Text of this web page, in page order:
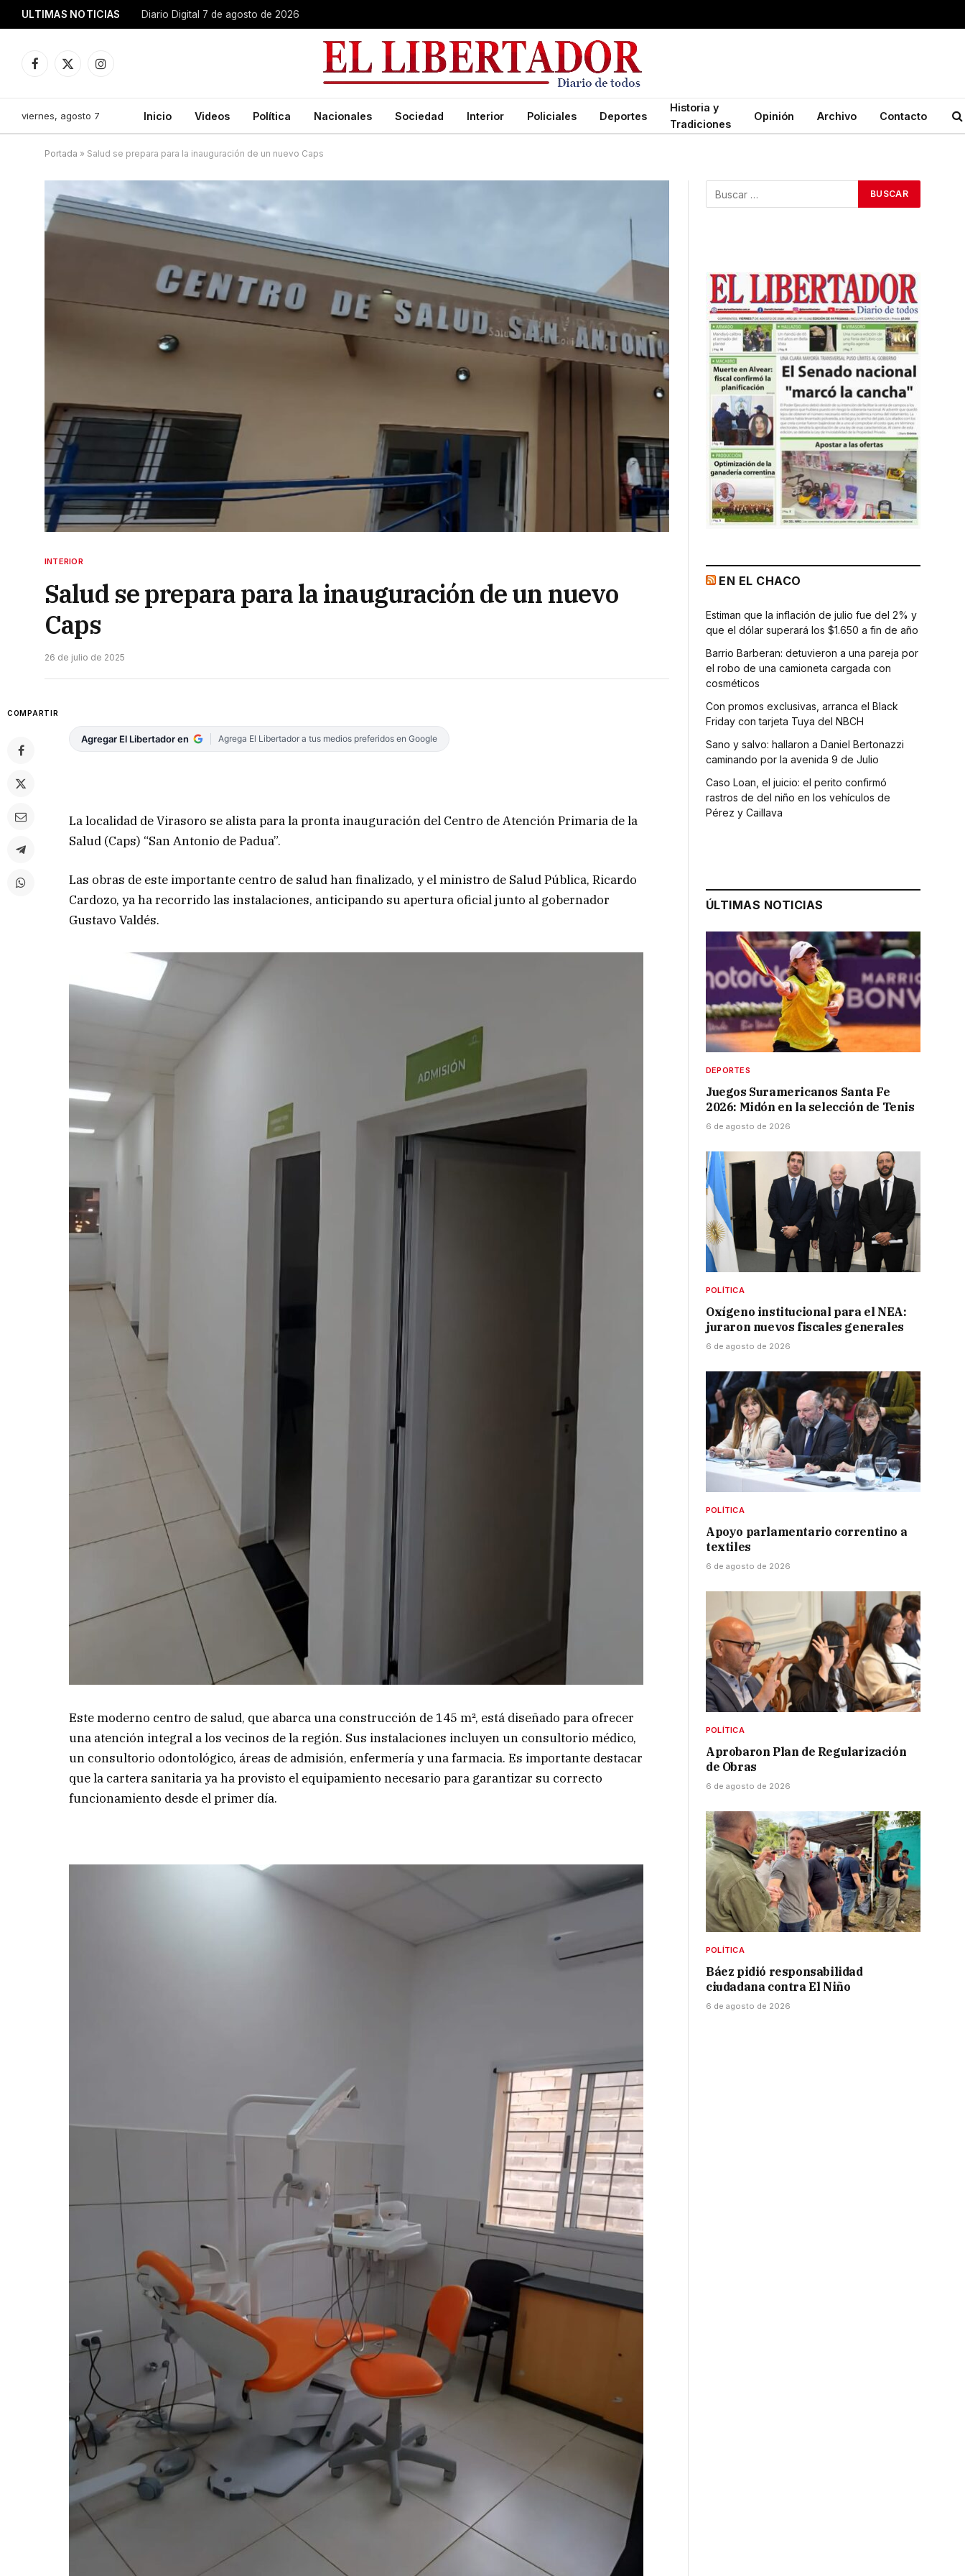
ULTIMAS NOTICIAS Diario Digital 7 de agosto de 2026
Facebook
X
Instagram
viernes, agosto 7 Inicio Videos Política Nacionales Sociedad Interior Policiales Deportes
Historia y
Tradiciones
Opinión Archivo Contacto
Portada » Salud se prepara para la inauguración de un nuevo Caps
INTERIOR
Salud se prepara para la inauguración de un nuevo
Caps
26 de julio de 2025
COMPARTIR
Agregar El Libertador en Agrega El Libertador a tus medios preferidos en Google
La localidad de Virasoro se alista para la pronta inauguración del Centro de Atención Primaria de la
Salud (Caps) “San Antonio de Padua”.
Las obras de este importante centro de salud han finalizado, y el ministro de Salud Pública, Ricardo
Cardozo, ya ha recorrido las instalaciones, anticipando su apertura oficial junto al gobernador
Gustavo Valdés.
Este moderno centro de salud, que abarca una construcción de 145 m², está diseñado para ofrecer
una atención integral a los vecinos de la región. Sus instalaciones incluyen un consultorio médico,
un consultorio odontológico, áreas de admisión, enfermería y una farmacia. Es importante destacar
que la cartera sanitaria ya ha provisto el equipamiento necesario para garantizar su correcto
funcionamiento desde el primer día.
EN EL CHACO
Estiman que la inflación de julio fue del 2% y
que el dólar superará los $1.650 a fin de año
Barrio Barberan: detuvieron a una pareja por
el robo de una camioneta cargada con
cosméticos
Con promos exclusivas, arranca el Black
Friday con tarjeta Tuya del NBCH
Sano y salvo: hallaron a Daniel Bertonazzi
caminando por la avenida 9 de Julio
Caso Loan, el juicio: el perito confirmó
rastros de del niño en los vehículos de
Pérez y Caillava
ÚLTIMAS NOTICIAS
DEPORTES
Juegos Suramericanos Santa Fe
2026: Midón en la selección de Tenis
6 de agosto de 2026
POLÍTICA
Oxígeno institucional para el NEA:
juraron nuevos fiscales generales
6 de agosto de 2026
POLÍTICA
Apoyo parlamentario correntino a
textiles
6 de agosto de 2026
POLÍTICA
Aprobaron Plan de Regularización
de Obras
6 de agosto de 2026
POLÍTICA
Báez pidió responsabilidad
ciudadana contra El Niño
6 de agosto de 2026